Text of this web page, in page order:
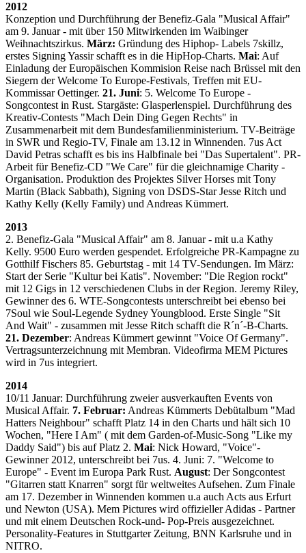
2012
Konzeption und Durchführung der Benefiz-Gala "Musical Affair"
am 9. Januar - mit über 150 Mitwirkenden im Waibinger
Weihnachtszirkus. März: Gründung des Hiphop- Labels 7skillz,
erstes Signing Yassir schafft es in die HipHop-Charts. Mai: Auf
Einladung der Europäischen Kommision Reise nach Brüssel mit den
Siegern der Welcome To Europe-Festivals, Treffen mit EU-
Kommissar Oettinger. 21. Juni: 5. Welcome To Europe -
Songcontest in Rust. Stargäste: Glasperlenspiel. Durchführung des
Kreativ-Contests "Mach Dein Ding Gegen Rechts" in
Zusammenarbeit mit dem Bundesfamilienministerium. TV-Beiträge
in SWR und Regio-TV, Finale am 13.12 in Winnenden. 7us Act
David Petras schafft es bis ins Halbfinale bei "Das Supertalent". PR-
Arbeit für Benefiz-CD "We Care" für die gleichnamige Charity -
Organisation. Produktion des Projektes Silver Horses mit Tony
Martin (Black Sabbath), Signing von DSDS-Star Jesse Ritch und
Kathy Kelly (Kelly Family) und Andreas Kümmert.
2013
2. Benefiz-Gala "Musical Affair" am 8. Januar - mit u.a Kathy
Kelly. 9500 Euro werden gespendet. Erfolgreiche PR-Kampagne zu
Gotthilf Fischers 85. Geburtstag - mit 14 TV-Sendungen. Im März:
Start der Serie "Kultur bei Katis". November: "Die Region rockt"
mit 12 Gigs in 12 verschiedenen Clubs in der Region. Jeremy Riley,
Gewinner des 6. WTE-Songcontests unterschreibt bei ebenso bei
7Soul wie Soul-Legende Sydney Youngblood. Erste Single "Sit
And Wait" - zusammen mit Jesse Ritch schafft die R´n´-B-Charts.
21. Dezember: Andreas Kümmert gewinnt "Voice Of Germany".
Vertragsunterzeichnung mit Membran. Videofirma MEM Pictures
wird in 7us integriert.
2014
10/11 Januar: Durchführung zweier ausverkauften Events von
Musical Affair. 7. Februar: Andreas Kümmerts Debütalbum "Mad
Hatters Neighbour" schafft Platz 14 in den Charts und hält sich 10
Wochen, "Here I Am" ( mit dem Garden-of-Music-Song "Like my
Daddy Said") bis auf Platz 2. Mai: Nick Howard, "Voice"-
Gewinner 2012, unterschreibt bei 7us. 4. Juni: 7. "Welcome to
Europe" - Event im Europa Park Rust. August: Der Songcontest
"Gitarren statt Knarren" sorgt für weltweites Aufsehen. Zum Finale
am 17. Dezember in Winnenden kommen u.a auch Acts aus Erfurt
und Newton (USA). Mem Pictures wird offizieller Adidas - Partner
und mit einem Deutschen Rock-und- Pop-Preis ausgezeichnet.
Personality-Features in Stuttgarter Zeitung, BNN Karlsruhe und in
NITRO.